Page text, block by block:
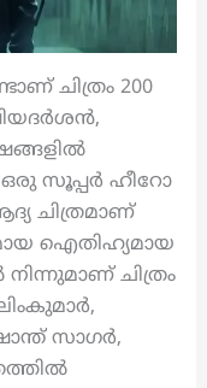
ചിത്രം 200
സൂപ്പർ ഹീറോ
ചിത്രമാണ്
ഐതിഹ്യമായ
നിന്നുമാണ് ചിത്രം
സാഗർ,